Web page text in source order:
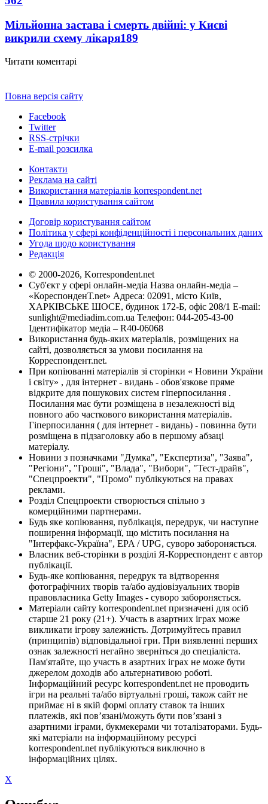
Мільйонна застава і смерть двійні: у Києві
викрили схему лікаря189
Читати коментарі
Повна версія сайту
Facebook
Twitter
RSS-стрічки
E-mail розсилка
Контакти
Реклама на сайті
Використання матеріалів korrespondent.net
Правила користування сайтом
Договір користування сайтом
Політика у сфері конфіденційності і персональних даних
Угода щодо користування
Редакція
© 2000-2026, Korrespondent.net
Суб'єкт у сфері онлайн-медіа Назва онлайн-медіа –
«КореспонденТ.net» Адреса: 02091, місто Київ,
ХАРКІВСЬКЕ ШОСЕ, будинок 172-Б, офіс 208/1 E-mail:
sunlight@mediadim.com.ua Телефон: 044-205-43-00
Ідентифікатор медіа – R40-06068
Використання будь-яких матеріалів, розміщених на
сайті, дозволяється за умови посилання на
Корреспондент.net.
При копіюванні матеріалів зі сторінки « Новини України
і світу» , для інтернет - видань - обов'язкове пряме
відкрите для пошукових систем гіперпосилання .
Посилання має бути розміщена в незалежності від
повного або часткового використання матеріалів.
Гіперпосилання ( для інтернет - видань) - повинна бути
розміщена в підзаголовку або в першому абзаці
матеріалу.
Новини з позначками "Думка", "Експертиза", "Заява",
"Регіони", "Гроші", "Влада", "Вибори", "Тест-драйв",
"Спецпроекти", "Промо" публікуються на правах
реклами.
Розділ Спецпроекти створюється спільно з
комерційними партнерами.
Будь яке копіювання, публікація, передрук, чи наступне
поширення інформації, що містить посилання на
"Інтерфакс-Україна", EPA / UPG, суворо забороняється.
Власник веб-сторінки в розділі Я-Корреспондент є автор
публікації.
Будь-яке копіювання, передрук та відтворення
фотографічних творів та/або аудіовізуальних творів
правовласника Getty Images - суворо забороняється.
Матеріали сайту korrespondent.net призначені для осіб
старше 21 року (21+). Участь в азартних іграх може
викликати ігрову залежність. Дотримуйтесь правил
(принципів) відповідальної гри. При виявленні перших
ознак залежності негайно зверніться до спеціаліста.
Пам'ятайте, що участь в азартних іграх не може бути
джерелом доходів або альтернативою роботі.
Інформаційний ресурс korrespondent.net не проводить
ігри на реальні та/або віртуальні гроші, також сайт не
приймає ні в якій формі оплату ставок та інших
платежів, які пов’язані/можуть бути пов’язані з
азартними іграми, букмекерами чи тоталізаторами. Будь-
які матеріали на інформаційному ресурсі
korrespondent.net публікуються виключно в
інформаційних цілях.
X